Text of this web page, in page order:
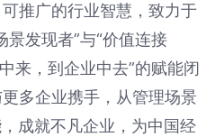
推广的行业智慧，致力于
景发现者”与“价值连接
来，到企业中去”的赋能闭
多企业携手，从管理场景
成就不凡企业，为中国经